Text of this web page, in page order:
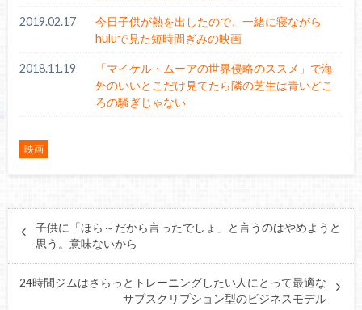
2019.02.17
今日子供が熱を出したので、一緒に寝ながら
huluで見た短時間ぎみの映画
2018.11.19
「マイケル・ムーアの世界侵略のススメ」で海
外のいいとこだけ見てたら隣の芝生は青いどこ
ろの騒ぎじゃない
映画
子供に「ほら～だから言ったでしょ」と言うのはやめようと
思う。意味ないから
24時間ジムはさらっとトレーニングしたい人にとって最適な
サブスクリプション型のビジネスモデル